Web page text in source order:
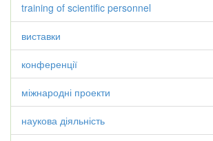
training of scientific personnel
виставки
конференції
міжнародні проекти
наукова діяльність